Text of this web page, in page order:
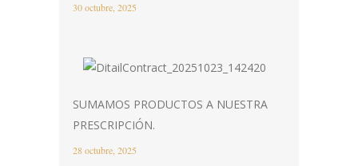
30 octubre, 2025
SUMAMOS PRODUCTOS A NUESTRA
PRESCRIPCIÓN.
28 octubre, 2025